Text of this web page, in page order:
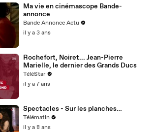
Ma vie en cinémascope Bande-
annonce
Bande Annonce Actu
il y a 3 ans
Rochefort, Noiret... Jean-Pierre
Marielle, le dernier des Grands Ducs
TéléStar
il y a 7 ans
Spectacles - Sur les planches…
Télématin
il y a 8 ans